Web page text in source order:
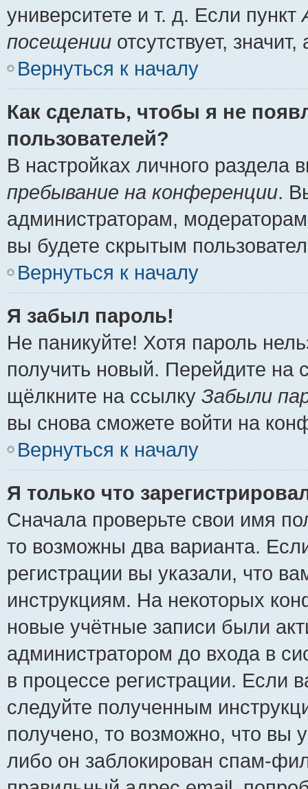
университете и т. д. Если пункт
посещении отсутствует,
Вернуться к началу
Как сделать, чтобы я не
пользователей?
В настройках личного
пребывание на конференции.
администраторам,
вы будете скрытым
Вернуться к началу
Я забыл пароль!
Не паникуйте! Хотя пароль
получить новый. Перейдите на
щёлкните на ссылку Забыли
вы снова сможете войти на
Вернуться к началу
Я только что
Сначала проверьте свои имя
то возможны два варианта.
регистрации вы указали, что
инструкциям. На некоторых
новые учётные записи были
администратором до входа в
в процессе регистрации.
следуйте полученным
получено, то возможно, что вы
либо он заблокирован спам-